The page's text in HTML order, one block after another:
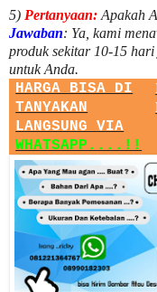
5) Pertanyaan: Apakah
Jawaban: Ya, kami
produk sekitar 10-15 hari
untuk Anda.
HARGA BISA DI
TANYAKAN
LANGSUNG VIA
WHATSAPP....!!